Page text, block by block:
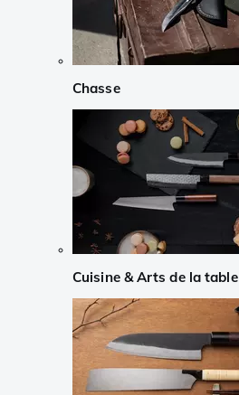
Chasse
Cuisine & Arts de la table